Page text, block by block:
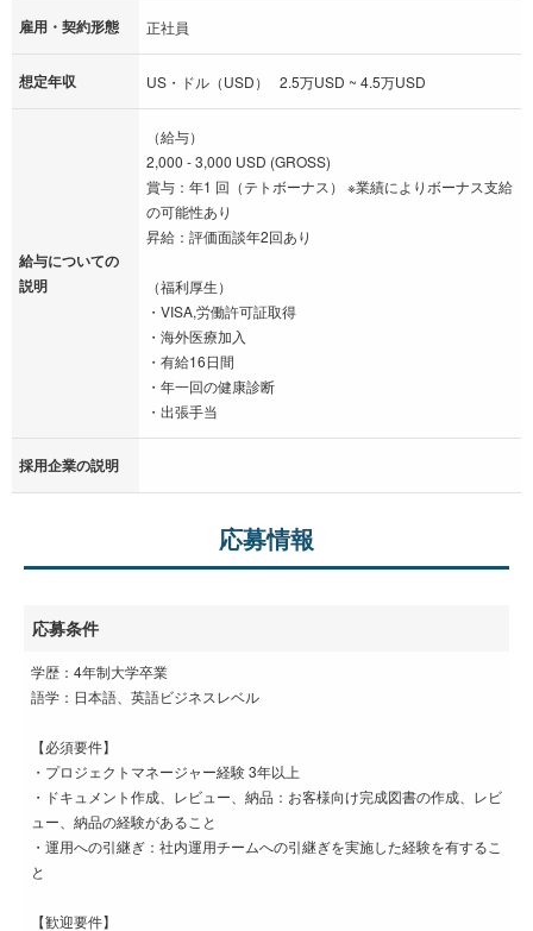
雇用・契約形態 正社員
想定年収 US・ドル（USD） 2.5万USD ~ 4.5万USD
給与についての
説明
（給与）
2,000 - 3,000 USD (GROSS)
賞与：年1 回（テトボーナス） ※業績によりボーナス支給
の可能性あり
昇給：評価面談年2回あり
（福利厚生）
・VISA,労働許可証取得
・海外医療加入
・有給16日間
・年一回の健康診断
・出張手当
採用企業の説明
応募情報
応募条件
学歴：4年制大学卒業
語学：日本語、英語ビジネスレベル
【必須要件】
・プロジェクトマネージャー経験 3年以上
・ドキュメント作成、レビュー、納品：お客様向け完成図書の作成、レビ
ュー、納品の経験があること
・運用への引継ぎ：社内運用チームへの引継ぎを実施した経験を有するこ
と
【歓迎要件】